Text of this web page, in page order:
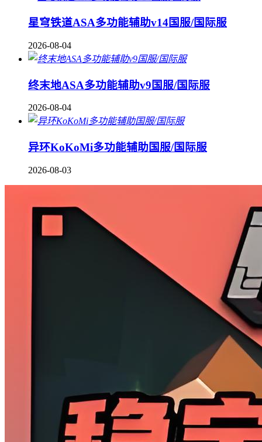
星穹铁道ASA多功能辅助v14国服/国际服
2026-08-04
终末地ASA多功能辅助v9国服/国际服
2026-08-04
异环KoKoMi多功能辅助国服/国际服
2026-08-03